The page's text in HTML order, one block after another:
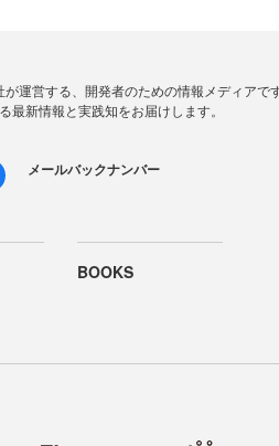
運営する、開発者のための情報メディア
新情報と実践知をお届けします。
メールバックナンバー
BOOKS